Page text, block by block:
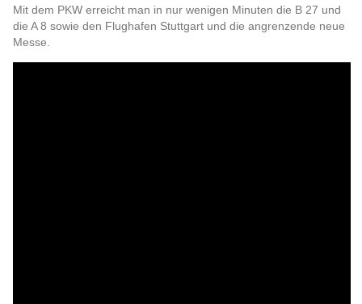
Mit dem PKW erreicht man in nur wenigen Minuten die B 27 und
die A 8 sowie den Flughafen Stuttgart und die angrenzende neue
Messe.